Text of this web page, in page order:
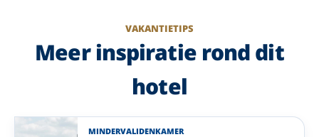
VAKANTIETIPS
Meer inspiratie rond dit
hotel
MINDERVALIDENKAMER